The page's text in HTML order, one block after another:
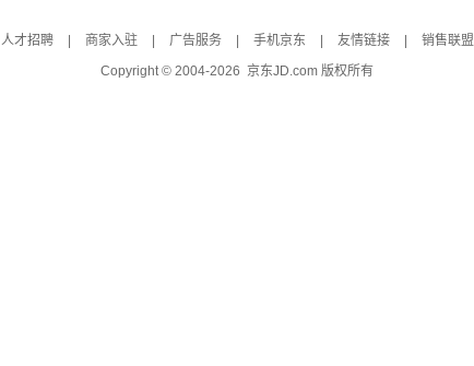
人才招聘 商家入驻 广告服务 手机京东 友情链接 销售联盟
Copyright © 2004-2026 京东JD.com 版权所有